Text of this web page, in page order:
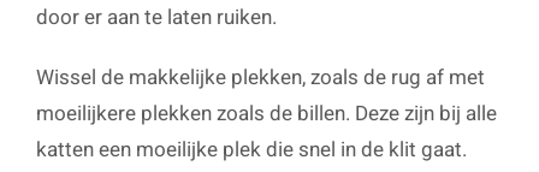
door er aan te laten ruiken.
Wissel de makkelijke plekken, zoals de rug af met
moeilijkere plekken zoals de billen. Deze zijn bij alle
katten een moeilijke plek die snel in de klit gaat.